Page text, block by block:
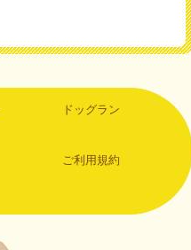
ドッグラン
ご利用規約